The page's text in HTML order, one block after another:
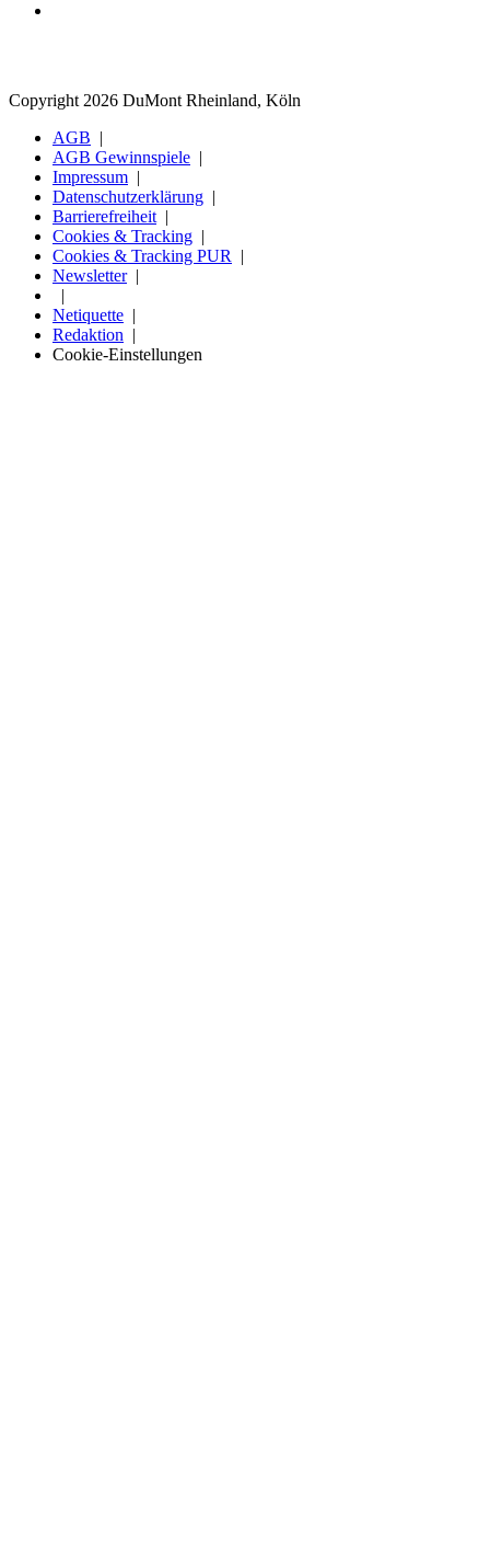
Copyright 2026 DuMont Rheinland, Köln
AGB
AGB Gewinnspiele
Impressum
Datenschutzerklärung
Barrierefreiheit
Cookies & Tracking
Cookies & Tracking PUR
Newsletter
Netiquette
Redaktion
Cookie-Einstellungen